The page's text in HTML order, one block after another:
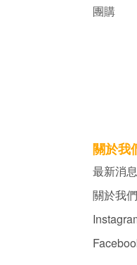
團購
關於我
最新消息
關於我們